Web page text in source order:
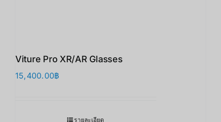
Viture Pro XR/AR Glasses
15,400.00฿
รายละเอียด